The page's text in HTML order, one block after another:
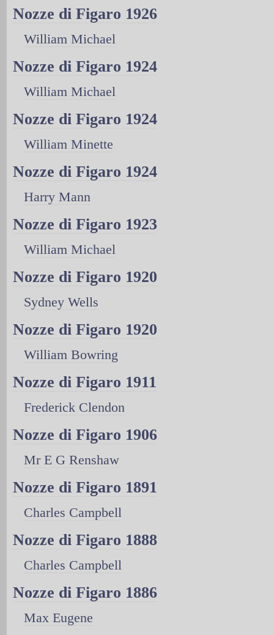
Nozze di Figaro 1926
William Michael
Nozze di Figaro 1924
William Michael
Nozze di Figaro 1924
William Minette
Nozze di Figaro 1924
Harry Mann
Nozze di Figaro 1923
William Michael
Nozze di Figaro 1920
Sydney Wells
Nozze di Figaro 1920
William Bowring
Nozze di Figaro 1911
Frederick Clendon
Nozze di Figaro 1906
Mr E G Renshaw
Nozze di Figaro 1891
Charles Campbell
Nozze di Figaro 1888
Charles Campbell
Nozze di Figaro 1886
Max Eugene